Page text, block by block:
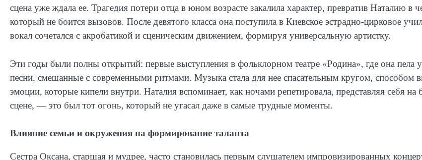
сцена уже ждала ее. Трагедия потери отца в юном возрасте закалила характер, превратив Наталию в
который не боится вызовов. После девятого класса она поступила в Киевское эстрадно-цирковое
вокал сочетался с акробатикой и сценическим движением, формируя универсальную артистку.
Эти годы были полны открытий: первые выступления в фольклорном театре «Родина», где она пела
песни, смешанные с современными ритмами. Музыка стала для нее спасательным кругом, способом
эмоции, которые кипели внутри. Наталия вспоминает, как ночами репетировала, представляя себя
сцене, — это был тот огонь, который не угасал даже в самые трудные моменты.
Влияние семьи и окружения на формирование таланта
Сестра Оксана, старшая и мудрее, часто становилась первым слушателем импровизированных